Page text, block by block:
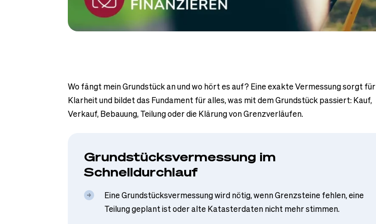
Wo fängt mein Grundstück an und wo hört es auf? Eine exakte Vermessung sorgt für
Klarheit und bildet das Fundament für alles, was mit dem Grundstück passiert: Kauf,
Verkauf, Bebauung, Teilung oder die Klärung von Grenzverläufen.
Grundstücksvermessung im
Schnelldurchlauf
Eine Grundstücksvermessung wird nötig, wenn Grenzsteine fehlen, eine
Teilung geplant ist oder alte Katasterdaten nicht mehr stimmen.